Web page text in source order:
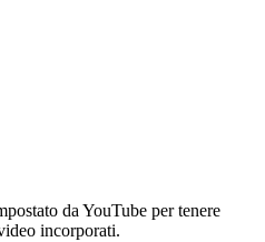
da YouTube per tenere
incorporati.